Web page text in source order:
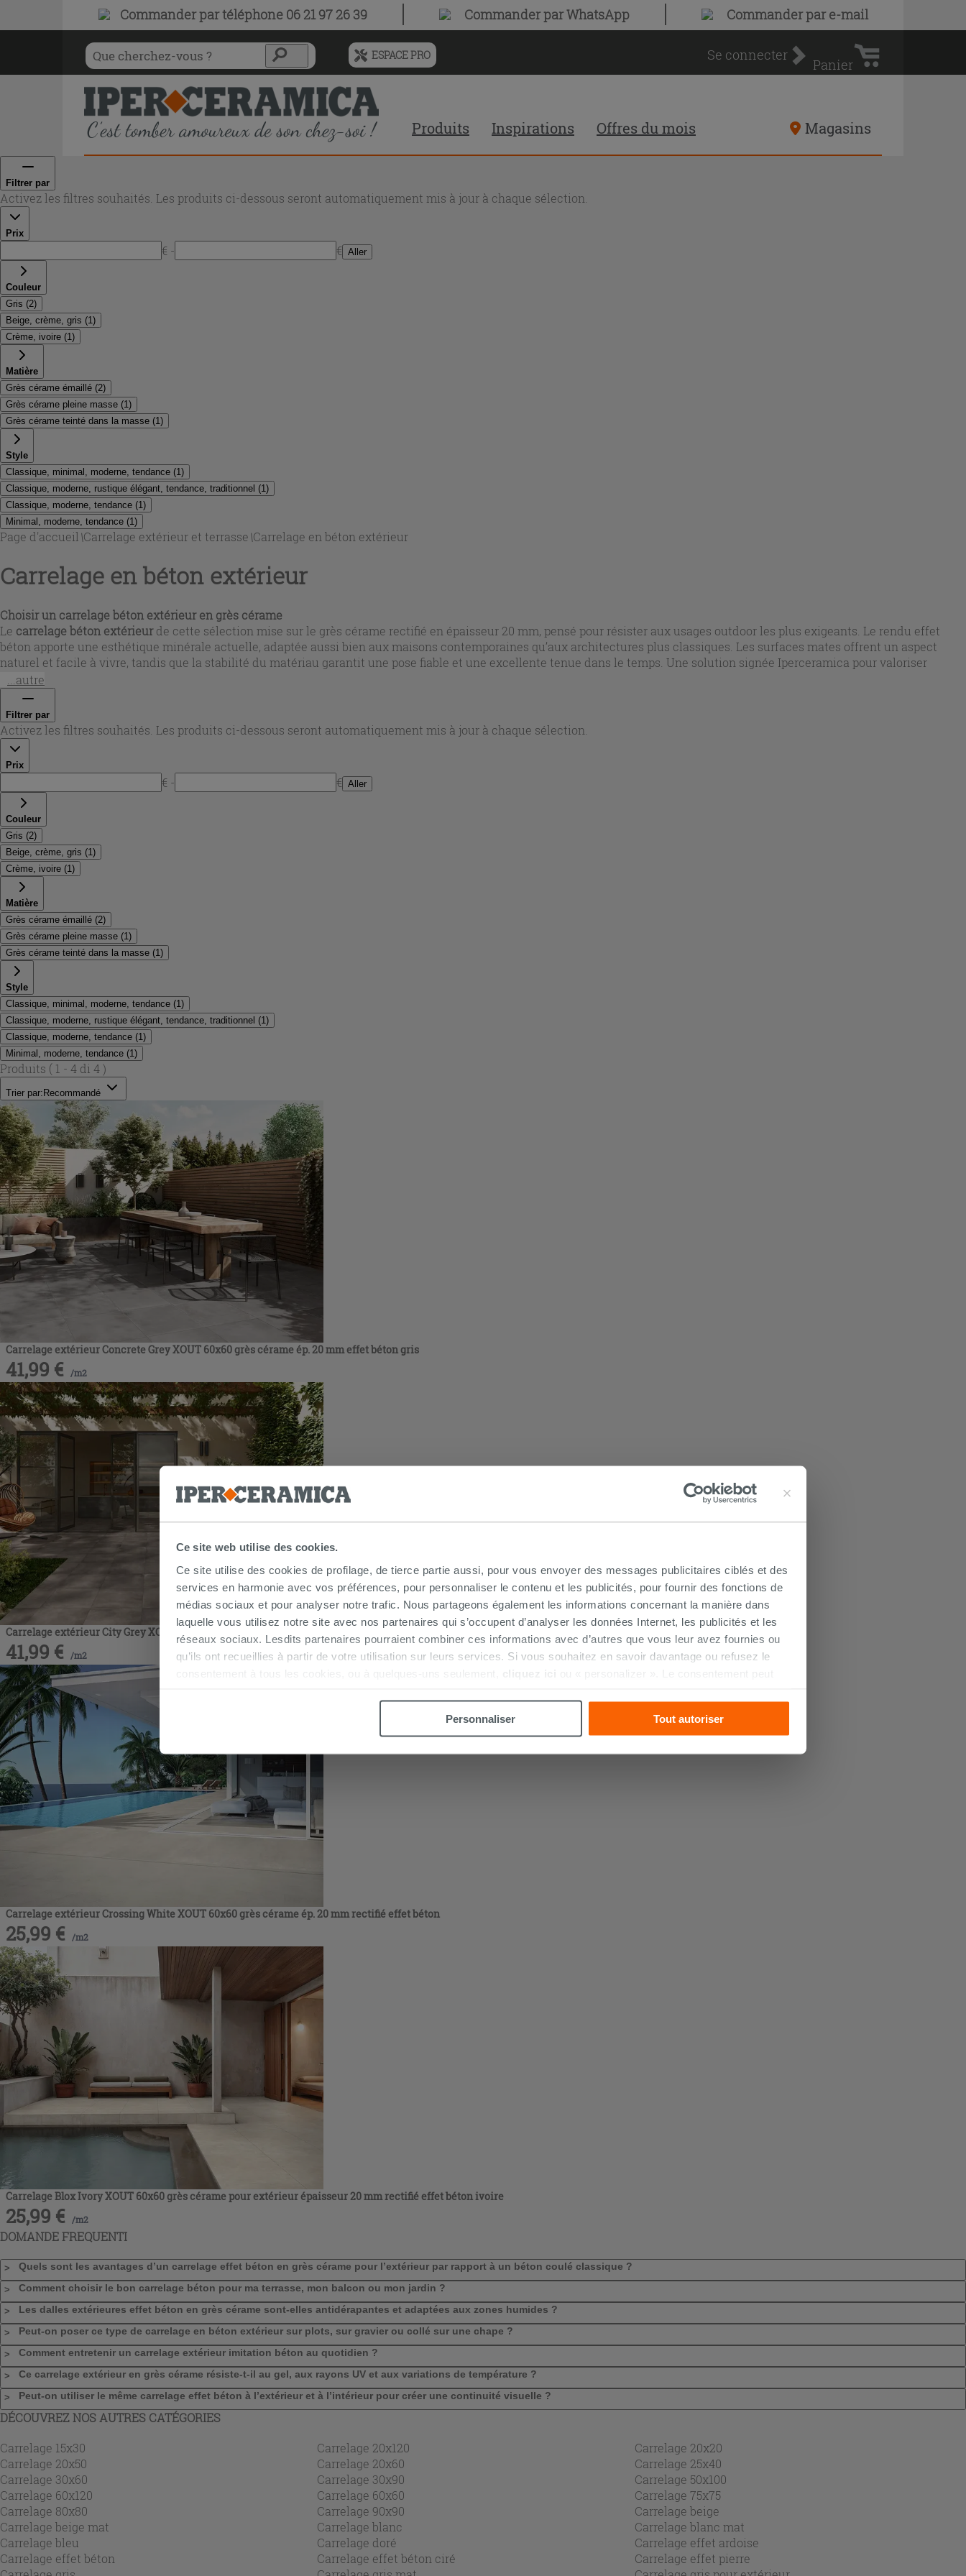
Ce site web utilise des cookies.
Ce site utilise des cookies de profilage, de tierce partie aussi, pour vous envoyer des messages publicitaires ciblés et des
services en harmonie avec vos préférences, pour personnaliser le contenu et les publicités, pour fournir des fonctions de
médias sociaux et pour analyser notre trafic. Nous partageons également les informations concernant la manière dans
laquelle vous utilisez notre site avec nos partenaires qui s’occupent d’analyser les données Internet, les publicités et les
réseaux sociaux. Lesdits partenaires pourraient combiner ces informations avec d’autres que vous leur avez fournies ou
qu’ils ont recueillies à partir de votre utilisation sur leurs services. Si vous souhaitez en savoir davantage ou refusez le
consentement à tous les cookies, ou à quelques-uns seulement,
cliquez ici ou « personalizer ». Le consentement peut
Personnaliser
Tout autoriser
Commander par téléphone 06 21 97 26 39 Commander par WhatsApp Commander par e-mail
Menu
l'historique
des
recherches
du
recommandé
du
ESPACE PRO Se connecter
d'achat
Panier
Produits Inspirations Offres du mois Magasins
Filtrer par
Activez les filtres souhaités. Les produits ci-dessous seront automatiquement mis à jour à chaque sélection.
Prix
€ - € Aller
Couleur
Gris (2)
Beige, crème, gris (1)
Crème, ivoire (1)
Matière
Grès cérame émaillé (2)
Grès cérame pleine masse (1)
Grès cérame teinté dans la masse (1)
Style
Classique, minimal, moderne, tendance (1)
Classique, moderne, rustique élégant, tendance, traditionnel (1)
Classique, moderne, tendance (1)
Minimal, moderne, tendance (1)
Page d'accueil \Carrelage extérieur et terrasse\Carrelage en béton extérieur
Carrelage en béton extérieur
Choisir un carrelage béton extérieur en grès cérame
Le carrelage béton extérieurde cette sélection mise sur le grès cérame rectifié en épaisseur 20 mm, pensé pour résister aux usages outdoor les plus exigeants. Le rendu effet
béton apporte une esthétique minérale actuelle, adaptée aussi bien aux maisons contemporaines qu’aux architectures plus classiques. Les surfaces mates offrent un aspect
naturel et facile à vivre, tandis que la stabilité du matériau garantit une pose fiable et une excellente tenue dans le temps. Une solution signée Iperceramica pour valoriser
chaque espace extérieur avec un look moderne et durable.
...autre
Filtrer par
Activez les filtres souhaités. Les produits ci-dessous seront automatiquement mis à jour à chaque sélection.
Prix
€ - € Aller
Couleur
Gris (2)
Beige, crème, gris (1 )
Crème, ivoire (1 )
Matière
Grès cérame émaillé (2)
Grès cérame pleine masse (1 )
Grès cérame teinté dans la masse (1 )
Style
Classique, minimal, moderne, tendance (1 )
Classique, moderne, rustique élégant, tendance, traditionnel (1 )
Classique, moderne, tendance (1 )
Minimal, moderne, tendance (1 )
Produits ( 1 - 4 di 4 )
Trier par: Recommandé
Carrelage extérieur Concrete Grey XOUT 60x60 grès cérame ép. 20 mm effet béton gris
41,99 € /m2
Carrelage extérieur City Grey XOUT 60x60 grès cérame ép. 20 mm effet béton gris
41,99 € /m2
Carrelage extérieur Crossing White XOUT 60x60 grès cérame ép. 20 mm rectifié effet béton
25,99 € /m2
Carrelage Blox Ivory XOUT 60x60 grès cérame pour extérieur épaisseur 20 mm rectifié effet béton ivoire
25,99 € /m2
DOMANDE FREQUENTI
Quels sont les avantages d’un carrelage effet béton en grès cérame pour l’extérieur par rapport à un béton coulé classique ?
Comment choisir le bon carrelage béton pour ma terrasse, mon balcon ou mon jardin ?
Les dalles extérieures effet béton en grès cérame sont‑elles antidérapantes et adaptées aux zones humides ?
Peut‑on poser ce type de carrelage en béton extérieur sur plots, sur gravier ou collé sur une chape ?
Comment entretenir un carrelage extérieur imitation béton au quotidien ?
Ce carrelage extérieur en grès cérame résiste‑t‑il au gel, aux rayons UV et aux variations de température ?
Peut‑on utiliser le même carrelage effet béton à l’extérieur et à l’intérieur pour créer une continuité visuelle ?
DÉCOUVREZ NOS AUTRES CATÉGORIES
Carrelage 15x30
Carrelage 20x120
Carrelage 20x20
Carrelage 20x50
Carrelage 20x60
Carrelage 25x40
Carrelage 30x60
Carrelage 30x90
Carrelage 50x100
Carrelage 60x120
Carrelage 60x60
Carrelage 75x75
Carrelage 80x80
Carrelage 90x90
Carrelage beige
Carrelage beige mat
Carrelage blanc
Carrelage blanc mat
Carrelage bleu
Carrelage doré
Carrelage effet ardoise
Carrelage effet béton
Carrelage effet béton ciré
Carrelage effet pierre